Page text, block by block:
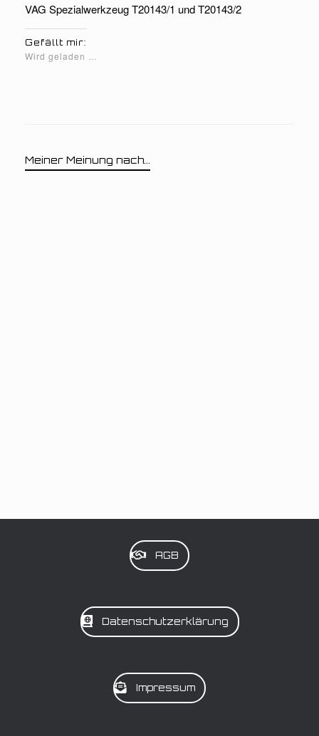
VAG Spezialwerkzeug T20143/1 und T20143/2
Gefällt mir:
Wird geladen …
Meiner Meinung nach...
AGB
Datenschutzerklärung
Impressum